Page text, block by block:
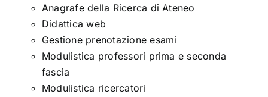
Anagrafe della Ricerca di Ateneo
Didattica web
Gestione prenotazione esami
Modulistica professori prima e seconda
fascia
Modulistica ricercatori